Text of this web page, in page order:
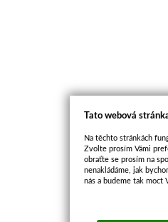
Tato webová
Na těchto stránkách
Zvolte prosím Vámi
obraťte se prosím na
nenakládáme, jak
nás a budeme tak moct